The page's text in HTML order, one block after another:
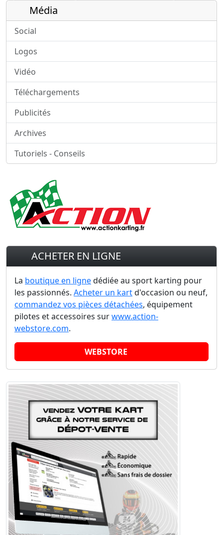
Média
Social
Logos
Vidéo
Téléchargements
Publicités
Archives
Tutoriels - Conseils
ACHETER EN LIGNE
La boutique en lignedédiée au sport karting pour
les passionnés. Acheter un kartd'occasion ou neuf,
commandez vos pièces détachées, équipement
pilotes et accessoires surwww.action-
webstore.com.
WEBSTORE